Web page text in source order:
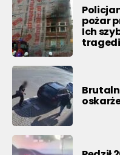
pożar
Ich